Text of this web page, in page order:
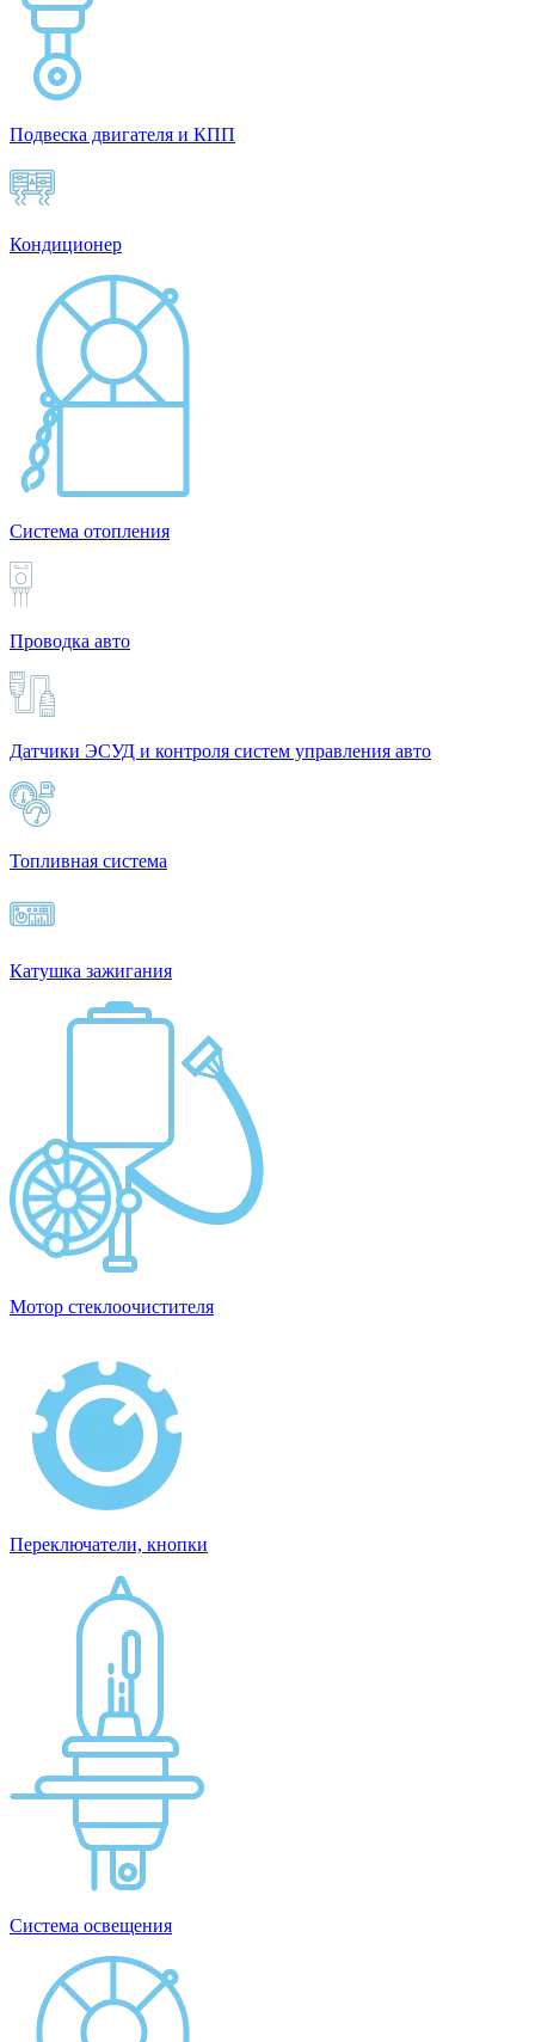
Подвеска двигателя и КПП
Кондиционер
Система отопления
Проводка авто
Датчики ЭСУД и контроля систем управления авто
Топливная система
Катушка зажигания
Мотор стеклоочистителя
Переключатели, кнопки
Система освещения